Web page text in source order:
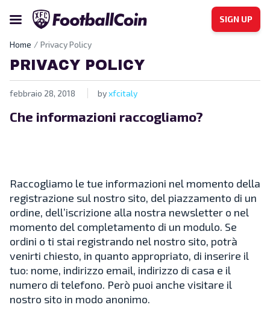
SIGN UP
Home Privacy Policy
PRIVACY POLICY
febbraio 28, 2018 byxfcitaly
Che informazioni raccogliamo?
Raccogliamo le tue informazioni nel momento della
registrazione sul nostro sito, del piazzamento di un
ordine, dell’iscrizione alla nostra newsletter o nel
momento del completamento di un modulo. Se
ordini o ti stai registrando nel nostro sito, potrà
venirti chiesto, in quanto appropriato, di inserire il
tuo: nome, indirizzo email, indirizzo di casa e il
numero di telefono. Però puoi anche visitare il
nostro sito in modo anonimo.